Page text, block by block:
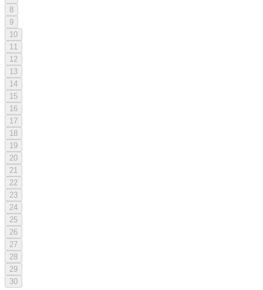
8
9
10
11
12
13
14
15
16
17
18
19
20
21
22
23
24
25
26
27
28
29
30